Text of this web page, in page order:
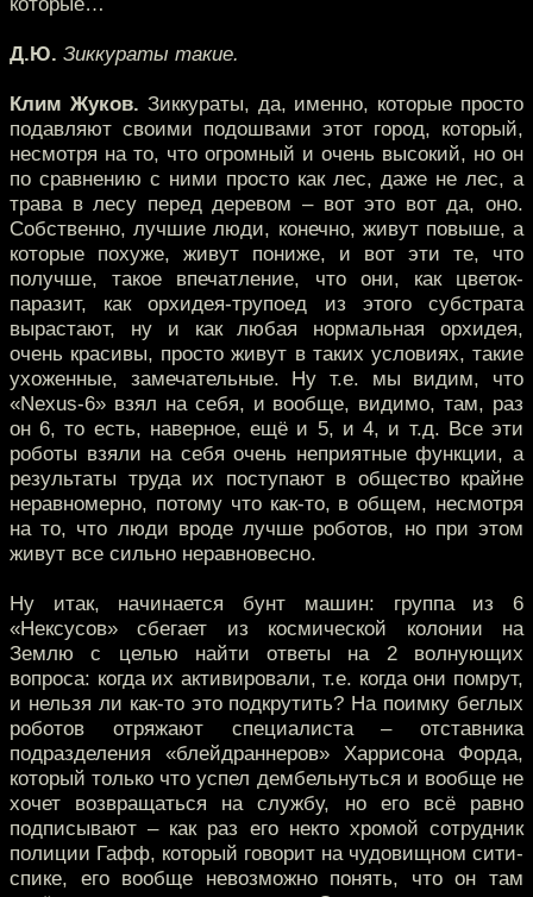
Д.Ю. Зиккураты такие.
Клим Жуков. Зиккураты, да, именно, которые просто
подавляют своими подошвами этот город, который,
несмотря на то, что огромный и очень высокий, но он
по сравнению с ними просто как лес, даже не лес, а
трава в лесу перед деревом – вот это вот да, оно.
Собственно, лучшие люди, конечно, живут повыше, а
которые похуже, живут пониже, и вот эти те, что
получше, такое впечатление, что они, как цветок-
паразит, как орхидея-трупоед из этого субстрата
вырастают, ну и как любая нормальная орхидея,
очень красивы, просто живут в таких условиях, такие
ухоженные, замечательные. Ну т.е. мы видим, что
«Nexus-6» взял на себя, и вообще, видимо, там, раз
он 6, то есть, наверное, ещё и 5, и 4, и т.д. Все эти
роботы взяли на себя очень неприятные функции, а
результаты труда их поступают в общество крайне
неравномерно, потому что как-то, в общем, несмотря
на то, что люди вроде лучше роботов, но при этом
живут все сильно неравновесно.
Ну итак, начинается бунт машин: группа из 6
«Нексусов» сбегает из космической колонии на
Землю с целью найти ответы на 2 волнующих
вопроса: когда их активировали, т.е. когда они помрут,
и нельзя ли как-то это подкрутить? На поимку беглых
роботов отряжают специалиста – отставника
подразделения «блейдраннеров» Харрисона Форда,
который только что успел дембельнуться и вообще не
хочет возвращаться на службу, но его всё равно
подписывают – как раз его некто хромой сотрудник
полиции Гафф, который говорит на чудовищном сити-
спике, его вообще невозможно понять, что он там